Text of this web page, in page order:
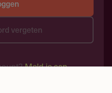
vergeten
Meld je aan